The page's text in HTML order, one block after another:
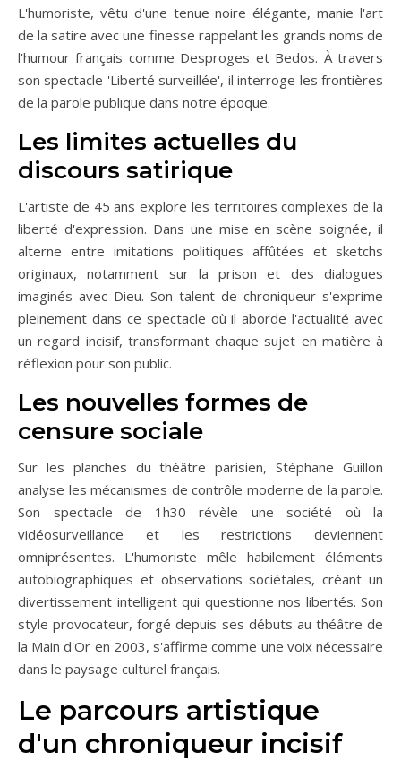
L'humoriste, vêtu d'une tenue noire élégante, manie l'art
de la satire avec une finesse rappelant les grands noms de
l'humour français comme Desproges et Bedos. À travers
son spectacle 'Liberté surveillée', il interroge les frontières
de la parole publique dans notre époque.
Les limites actuelles du
discours satirique
L'artiste de 45 ans explore les territoires complexes de la
liberté d'expression. Dans une mise en scène soignée, il
alterne entre imitations politiques affûtées et sketchs
originaux, notamment sur la prison et des dialogues
imaginés avec Dieu. Son talent de chroniqueur s'exprime
pleinement dans ce spectacle où il aborde l'actualité avec
un regard incisif, transformant chaque sujet en matière à
réflexion pour son public.
Les nouvelles formes de
censure sociale
Sur les planches du théâtre parisien, Stéphane Guillon
analyse les mécanismes de contrôle moderne de la parole.
Son spectacle de 1h30 révèle une société où la
vidéosurveillance et les restrictions deviennent
omniprésentes. L'humoriste mêle habilement éléments
autobiographiques et observations sociétales, créant un
divertissement intelligent qui questionne nos libertés. Son
style provocateur, forgé depuis ses débuts au théâtre de
la Main d'Or en 2003, s'affirme comme une voix nécessaire
dans le paysage culturel français.
Le parcours artistique
d'un chroniqueur incisif